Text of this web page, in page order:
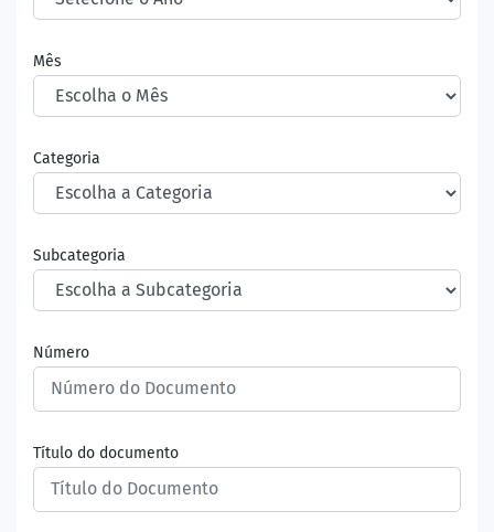
Mês
Categoria
Subcategoria
Número
Título do documento